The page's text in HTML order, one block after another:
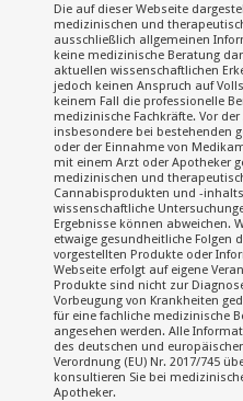
Die auf dieser Webseite
medizinischen und
ausschließlich allgemeinen
keine medizinische Beratung
aktuellen wissenschaftlichen
jedoch keinen Anspruch auf
keinem Fall die professionelle
medizinische Fachkräfte. Vor
insbesondere bei bestehenden
oder der Einnahme von
mit einem Arzt oder Apotheker
medizinischen und
Cannabisprodukten und -
wissenschaftliche
Ergebnisse können abweichen.
etwaige gesundheitliche Folgen
vorgestellten Produkte oder
Webseite erfolgt auf eigene
Produkte sind nicht zur
Vorbeugung von Krankheiten
für eine fachliche medizinische
angesehen werden. Alle
des deutschen und
Verordnung (EU) Nr. 2017/745
konsultieren Sie bei
Apotheker.